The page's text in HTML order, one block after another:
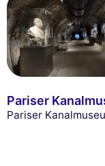
Pariser
Pariser